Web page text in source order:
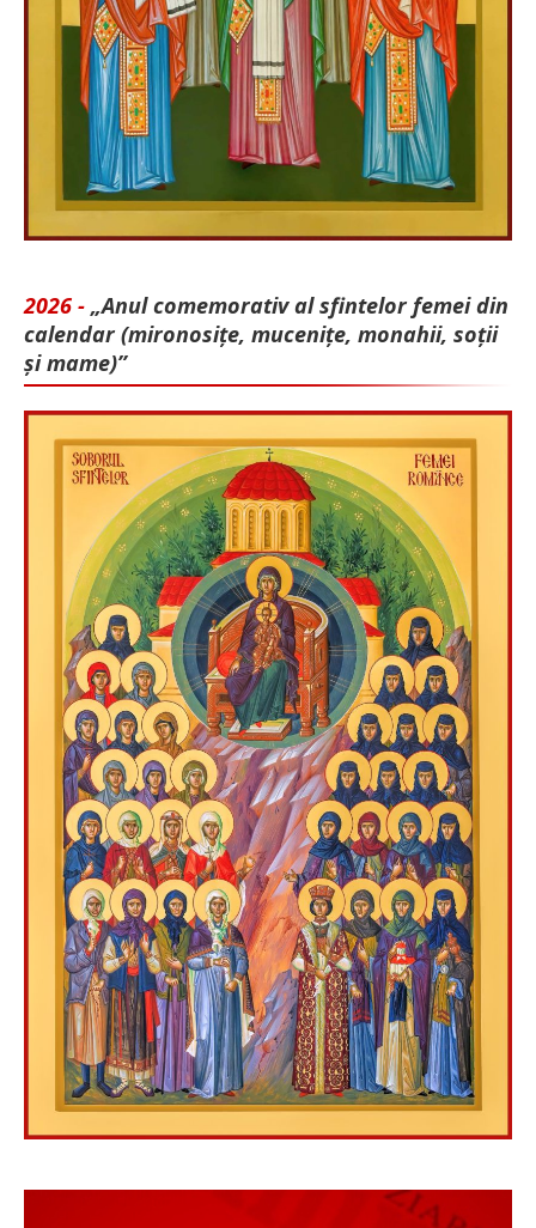
2026 - „Anul comemorativ al sfintelor femei din
calendar (mironosițe, mu­cenițe, monahii, soții
și mame)”